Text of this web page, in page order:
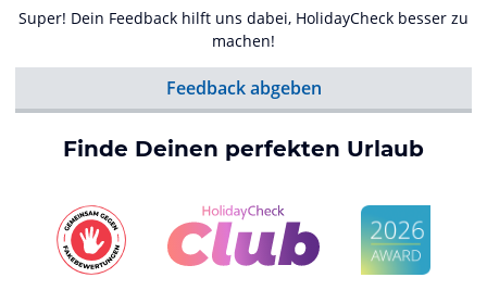
Super! Dein Feedback hilft uns dabei, HolidayCheck besser zu
machen!
Feedback abgeben
Finde Deinen perfekten Urlaub